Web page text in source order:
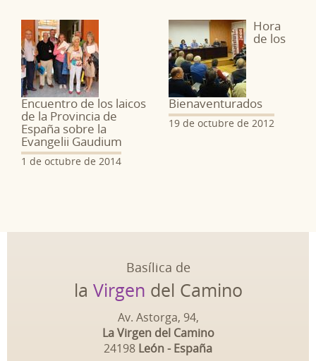
Encuentro de los laicos
de la Provincia de
España sobre la
Evangelii Gaudium
1 de octubre de 2014
Hora
de los
Bienaventurados
19 de octubre de 2012
Basílica de
la Virgen del Camino
Av. Astorga, 94,
La Virgen del Camino
24198 León - España